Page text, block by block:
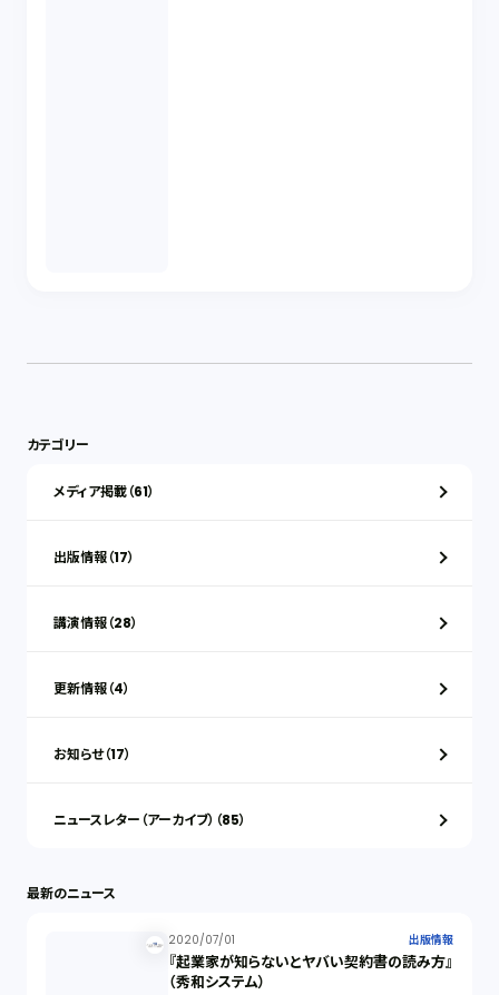
カテゴリー
メディア掲載（61）
出版情報（17）
講演情報（28）
更新情報（4）
お知らせ（17）
ニュースレター（アーカイブ）（85）
最新のニュース
2020/07/01 出版情報
『起業家が知らないとヤバい契約書の読み方』
（秀和システム）